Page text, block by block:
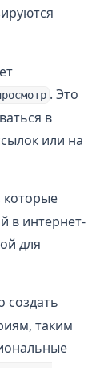
. Это
в
или на
которые
в интернет-
для
создать
таким